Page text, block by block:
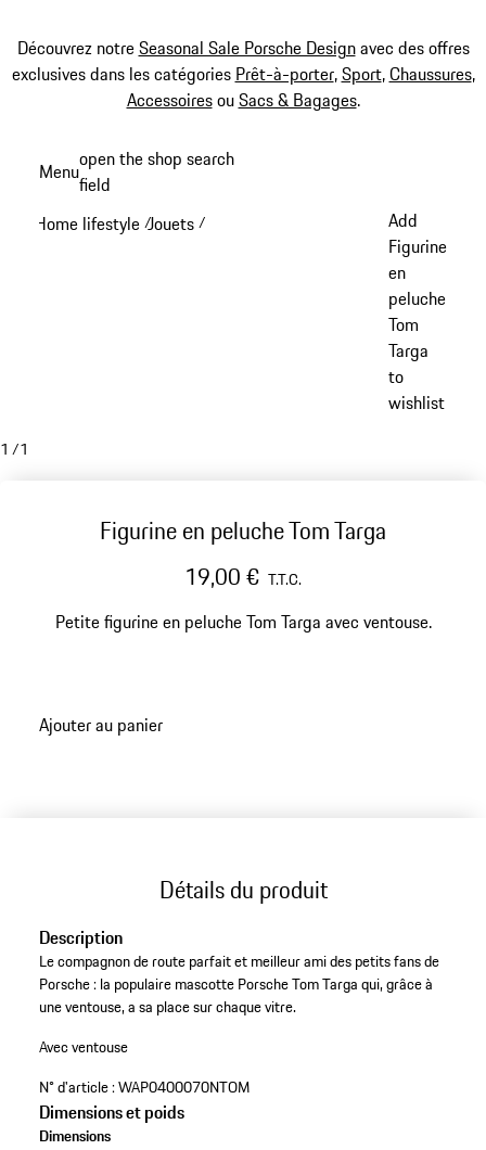
Découvrez notreSeasonal Sale Porsche Designavec des offres
exclusives dans les catégories Prêt-à-porter,Sport,Chaussures,
AccessoiresouSacs & Bagages.
principal
Menuopen the shop search
field
Home lifestyle /Jouets /
Add
Figurine
en
peluche
Tom
Targa
to
wishlist
1 /1
Figurine en peluche Tom Targa
19,00 € T.T.C.
Petite figurine en peluche Tom Targa avec ventouse.
Ajouter au panier
Détails du produit
Description
Le compagnon de route parfait et meilleur ami des petits fans de
Porsche : la populaire mascotte Porsche Tom Targa qui, grâce à
une ventouse, a sa place sur chaque vitre.
Avec ventouse
N° d'article :WAP0400070NTOM
Dimensions et poids
Dimensions